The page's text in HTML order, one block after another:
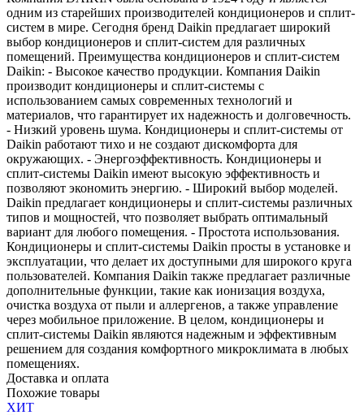
одним из старейших производителей кондиционеров и сплит-
систем в мире. Сегодня бренд Daikin предлагает широкий
выбор кондиционеров и сплит-систем для различных
помещений. Преимущества кондиционеров и сплит-систем
Daikin: - Высокое качество продукции. Компания Daikin
производит кондиционеры и сплит-системы с
использованием самых современных технологий и
материалов, что гарантирует их надежность и долговечность.
- Низкий уровень шума. Кондиционеры и сплит-системы от
Daikin работают тихо и не создают дискомфорта для
окружающих. - Энергоэффективность. Кондиционеры и
сплит-системы Daikin имеют высокую эффективность и
позволяют экономить энергию. - Широкий выбор моделей.
Daikin предлагает кондиционеры и сплит-системы различных
типов и мощностей, что позволяет выбрать оптимальный
вариант для любого помещения. - Простота использования.
Кондиционеры и сплит-системы Daikin просты в установке и
эксплуатации, что делает их доступными для широкого круга
пользователей. Компания Daikin также предлагает различные
дополнительные функции, такие как ионизация воздуха,
очистка воздуха от пыли и аллергенов, а также управление
через мобильное приложение. В целом, кондиционеры и
сплит-системы Daikin являются надежным и эффективным
решением для создания комфортного микроклимата в любых
помещениях.
Доставка и оплата
Похожие товары
ХИТ